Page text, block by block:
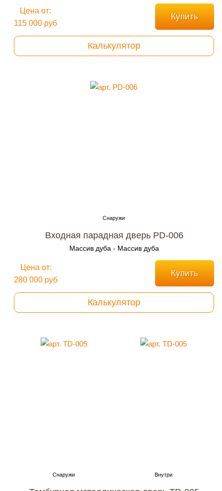
Цена от:
115 000 руб
Купить
Калькулятор
Входная парадная дверь PD-006
Массив дуба - Массив дуба
Цена от:
280 000 руб
Купить
Калькулятор